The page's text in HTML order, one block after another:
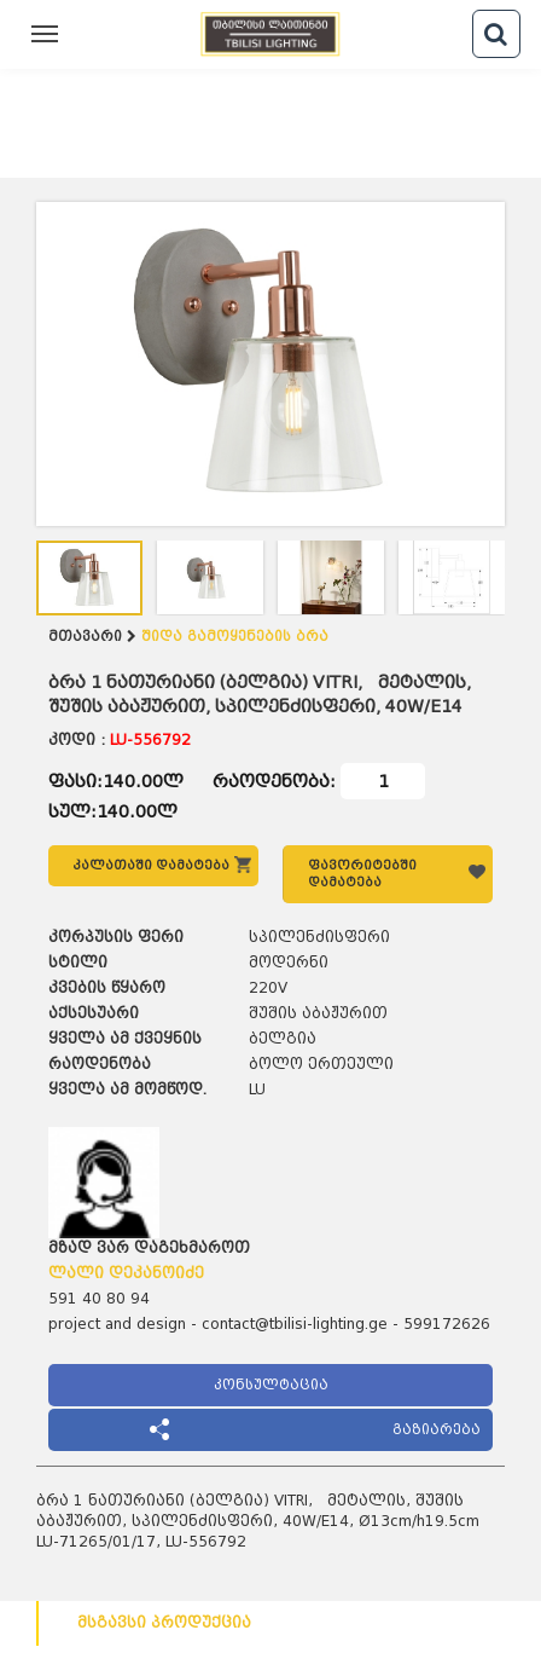
მთავარი შიდა გამოყენების ბრა
ბრა 1 ნათურიანი (ბელგია) VITRI, მეტალის,
შუშის აბაჟურით, სპილენძისფერი, 40W/E14
კოდი : LU-556792
ფასი:140.00ლ
რაოდენობა:
სულ:140.00ლ
კალათაში დამატება
ფავორიტებში
დამატება
კორპუსის ფერი
სტილი
კვების წყარო
აქსესუარი
ყველა ამ ქვეყნის
რაოდენობა
ყველა ამ მომწოდ.
სპილენძისფერი
მოდერნი
220V
შუშის აბაჟურით
ბელგია
ბოლო ერთეული
LU
მზად ვარ დაგეხმაროთ
ლალი დეკანოიძე
591 40 80 94
project and design - contact@tbilisi-lighting.ge - 599172626
კონსულტაცია
გაზიარება
ბრა 1 ნათურიანი (ბელგია) VITRI, მეტალის, შუშის
აბაჟურით, სპილენძისფერი, 40W/E14, Ø13cm/h19.5cm
LU-71265/01/17, LU-556792
მსგავსი პროდუქცია